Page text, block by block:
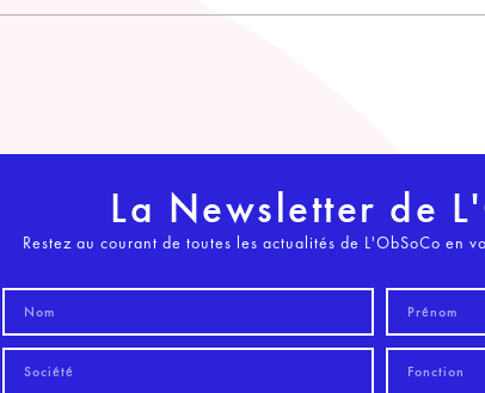
La Newsletter de
Restez au courant de toutes les actualités de L'ObSoCo en